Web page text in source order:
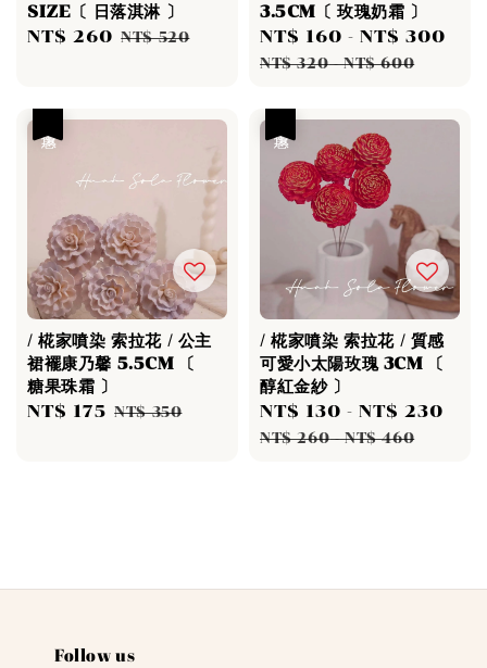
SIZE〔 日落淇淋 〕
Sale
NT$ 260 Regular
NT$ 520
3.5CM〔 玫瑰奶霜 〕
Sale
price
NT$ 160 -NT$ 300
NT$ 320-NT$ 600
/ 椛家噴染 索拉花 / 公主
裙襬康乃馨 5.5CM 〔
糖果珠霜 〕
Sale
NT$ 175 Regular
NT$ 350
/ 椛家噴染 索拉花 / 質感
可愛小太陽玫瑰 3CM 〔
醇紅金紗 〕
Sale
price
NT$ 130 -NT$ 230
NT$ 260-NT$ 460
Follow us